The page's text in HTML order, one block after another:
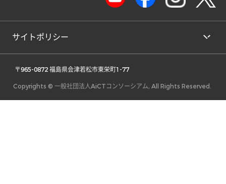
サイトポリシー
〒965-0872 福島県会津若松市東栄町1-77
Copyrights © 一般社団法人AiCTコンソーシアム, All Rights Reserved.